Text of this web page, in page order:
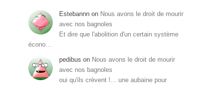
Estebannn on Nous avons le droit de mourir
avec nos bagnoles
Et dire que l'abolition d'un certain système
écono…
pedibus on Nous avons le droit de mourir
avec nos bagnoles
oui qu'ils crèvent !... une aubaine pour